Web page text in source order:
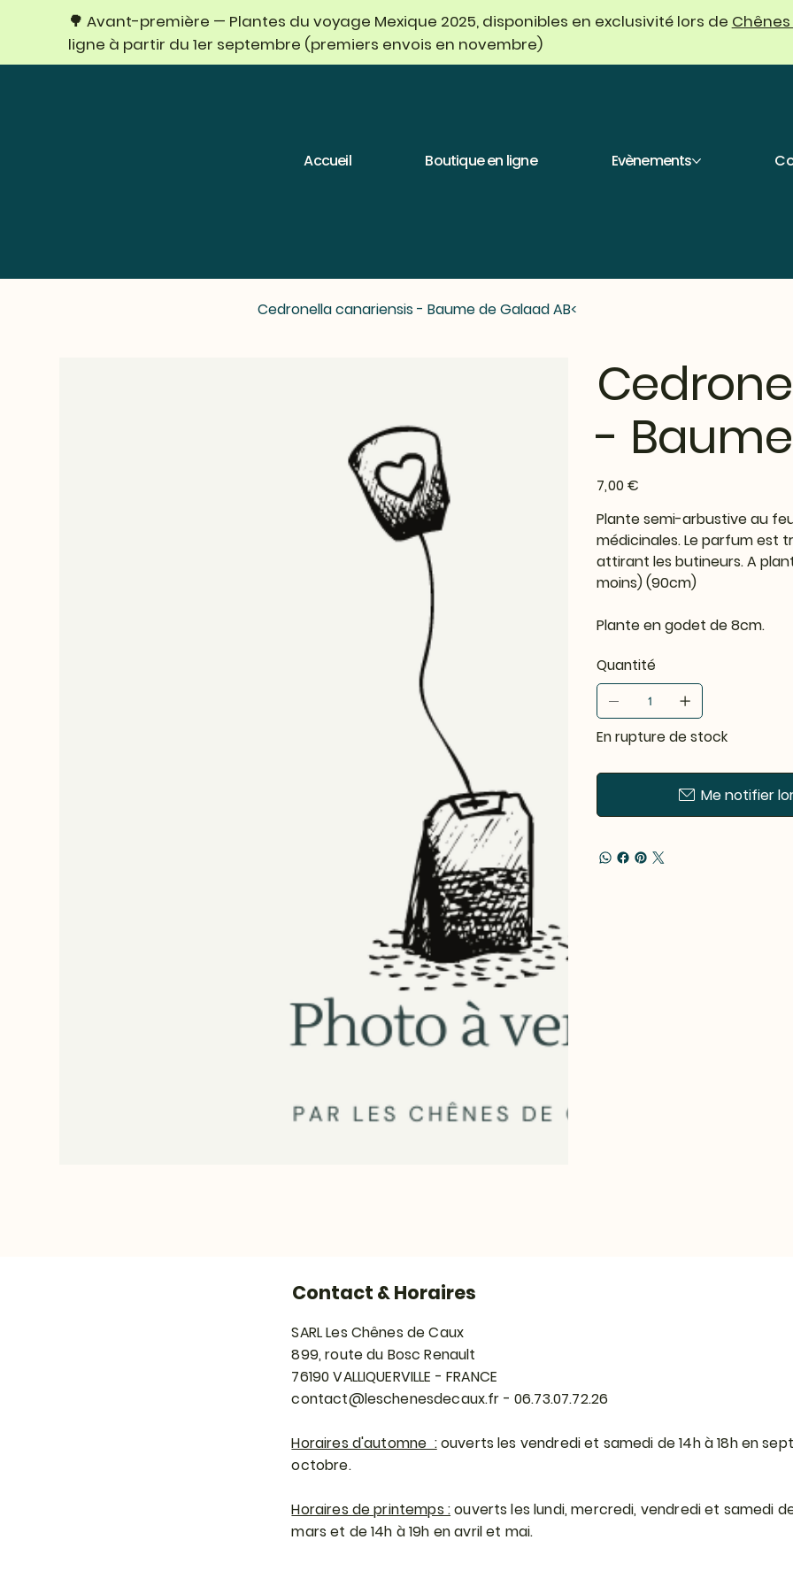
Accueil Boutique en ligne Evènements
🌳 Avant-première — Plantes du voyage Mexique 2025, disponibles en exclusivité lors de
ligne à partir du 1er septembre (premiers envois en novembre)
>
Cedronella canariensis - Baume de Galaad AB
-
7,00 €
Plante semi-arbustive au
médicinales. Le parfum est
attirant les butineurs. A
moins) (90cm)
Plante en godet de 8cm.
Quantité
En rupture de stock
Me notifier
Contact & Horaires
SARL Les Chênes de Caux
899, route du Bosc Renault
76190 VALLIQUERVILLE - FRANCE
contact@leschenesdecaux.fr - 06.73.07.72.26
Horaires d'automne :ouverts les vendredi et samedi de 14h à 18h en
octobre.
Horaires de printemps :ouverts les lundi, mercredi, vendredi et samedi de
mars et de 14h à 19h en avril et mai.